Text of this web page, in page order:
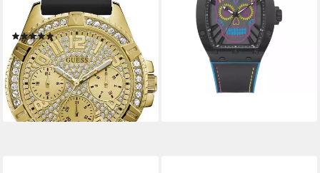
Armbanduhr, Quarzuhr,
Damenuhr, Silikonarmband
(172)
ab 154,50 € UVP199,00 €
-22%
lieferbar - in 2-3 Werktagen bei dir
lieferbar - in 2-3 Werktagen bei dir